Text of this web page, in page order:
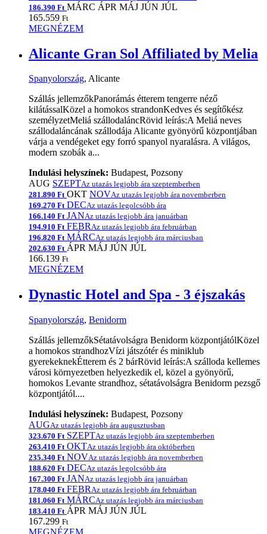
186.390 Ft MÁRC ÁPR MÁJ JÚN JÚL
165.559 Ft
MEGNÉZEM
Alicante Gran Sol Affiliated by Melia
Spanyolország, Alicante
Szállás jellemzőkPanorámás étterem tengerre néző
kilátássalKözel a homokos strandonKedves és segítőkész
személyzetMeliá szállodaláncRövid leírás:A Meliá neves
szállodaláncának szállodája Alicante gyönyörű központjában
várja a vendégeket egy forró spanyol nyaralásra. A világos,
modern szobák a...
Indulási helyszínek: Budapest, Pozsony
AUG SZEPTAz utazás legjobb ára szeptemberben
281.890 Ft OKT NOVAz utazás legjobb ára novemberben
169.270 Ft DECAz utazás legolcsóbb ára
166.140 Ft JANAz utazás legjobb ára januárban
194.910 Ft FEBRAz utazás legjobb ára februárban
196.820 Ft MÁRCAz utazás legjobb ára márciusban
202.630 Ft ÁPR MÁJ JÚN JÚL
166.139 Ft
MEGNÉZEM
Dynastic Hotel and Spa - 3 éjszakás
Spanyolország, Benidorm
Szállás jellemzőkSétatávolságra Benidorm központjátólKözel
a homokos strandhozVízi játszótér és miniklub
gyerekeknekÉtterem és 2 bárRövid leírás:A szálloda kellemes
városi környezetben helyezkedik el, közel a gyönyörű,
homokos Levante strandhoz, sétatávolságra Benidorm pezsgő
központjától....
Indulási helyszínek: Budapest, Pozsony
AUGAz utazás legjobb ára augusztusban
323.670 Ft SZEPTAz utazás legjobb ára szeptemberben
263.410 Ft OKTAz utazás legjobb ára októberben
235.340 Ft NOVAz utazás legjobb ára novemberben
188.620 Ft DECAz utazás legolcsóbb ára
167.300 Ft JANAz utazás legjobb ára januárban
178.040 Ft FEBRAz utazás legjobb ára februárban
181.060 Ft MÁRCAz utazás legjobb ára márciusban
183.410 Ft ÁPR MÁJ JÚN JÚL
167.299 Ft